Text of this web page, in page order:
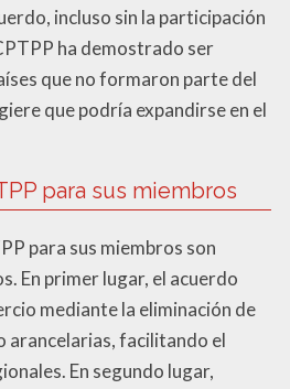
incluso sin la participación
ha demostrado ser
que no formaron parte del
que podría expandirse en el
para sus miembros
para sus miembros son
En primer lugar, el acuerdo
mediante la eliminación de
arancelarias, facilitando el
En segundo lugar,